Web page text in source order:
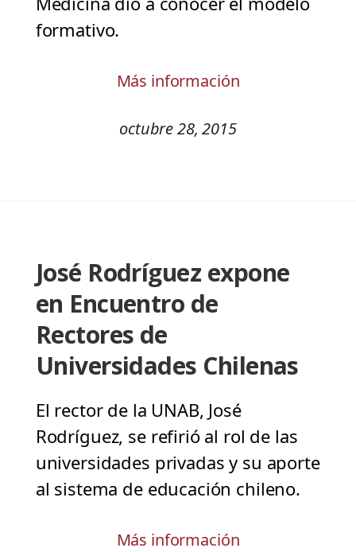
formativo.
Más información
octubre 28, 2015
José Rodríguez expone
en Encuentro de
Rectores de
Universidades Chilenas
El rector de la UNAB, José
Rodríguez, se refirió al rol de las
universidades privadas y su aporte
al sistema de educación chileno.
Más información